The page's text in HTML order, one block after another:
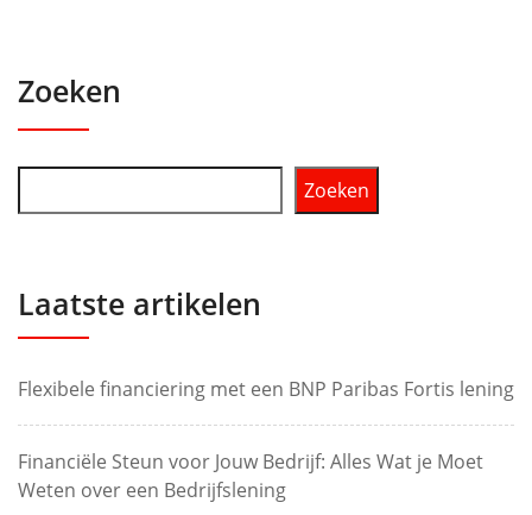
Zoeken
Zoeken
Laatste artikelen
Flexibele financiering met een BNP Paribas Fortis lening
Financiële Steun voor Jouw Bedrijf: Alles Wat je Moet
Weten over een Bedrijfslening